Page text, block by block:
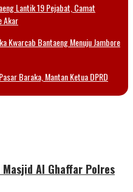
Lantik 19 Pejabat, Camat
Akar
Kwarcab Bantaeng Menuju Jambore
Baraka, Mantan Ketua DPRD
Al Ghaffar Polres